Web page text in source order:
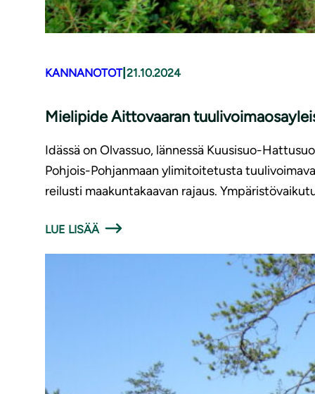
KANNANOTOT| 21.10.2024
Mielipide Aittovaaran
Idässä on Olvassuo, lännessä Kuusisuo-
Pohjois-Pohjanmaan ylimitoitetusta
reilusti maakuntakaavan rajaus.
LUE LISÄÄ